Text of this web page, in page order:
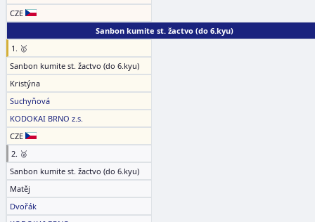
CZE
Sanbon kumite st. žactvo (do 6.kyu)
1. 🥇
Sanbon kumite st. žactvo (do 6.kyu)
Kristýna
Suchyňová
KODOKAI BRNO z.s.
CZE
2. 🥈
Sanbon kumite st. žactvo (do 6.kyu)
Matěj
Dvořák